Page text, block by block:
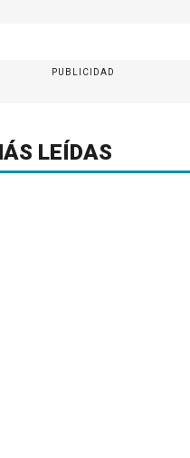
PUBLICIDAD
LEÍDAS